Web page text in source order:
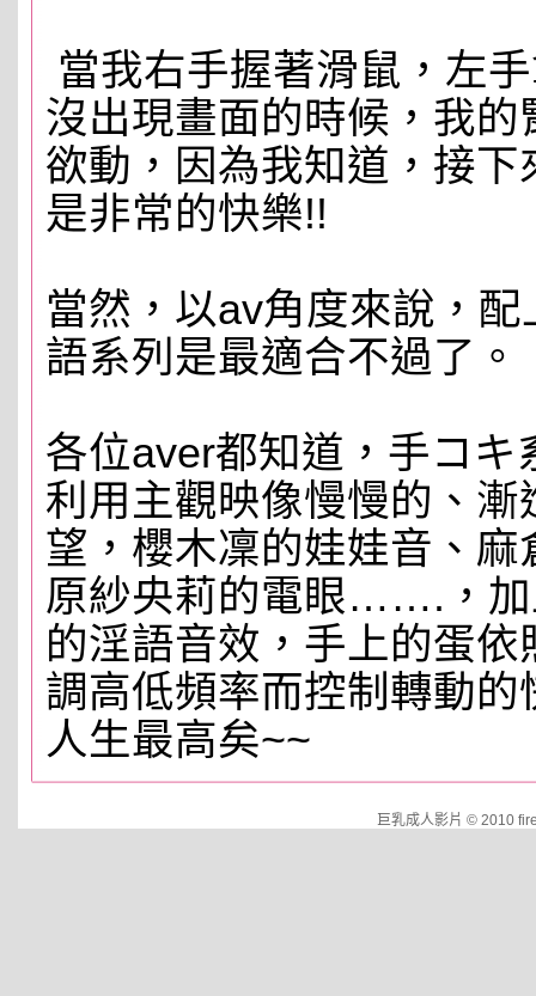
當我右手握著滑鼠，左
沒出現畫面的時候，我
欲動，因為我知道，接
是非常的快樂!!
當然，以av角度來說，
語系列是最適合不過了。
各位aver都知道，手コキ
利用主觀映像慢慢的、
望，櫻木凜的娃娃音、
原紗央莉的電眼…….，加
的淫語音效，手上的蛋
調高低頻率而控制轉動
人生最高矣~~
巨乳成人影片 © 2010